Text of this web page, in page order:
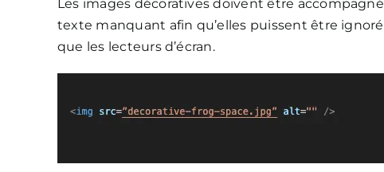
Les images décoratives doivent être
texte manquant afin qu’elles puissent être
que les lecteurs d’écran.